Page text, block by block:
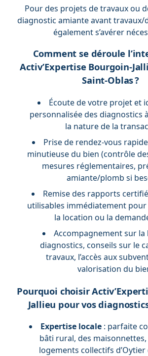
Pour des projets de travaux ou
diagnostic amiante avant
également s’avérer
Comment se déroule
Activ’Expertise Bourgoin-
Saint-Oblas ?
Écoute de votre projet et
personnalisée des diagnostics
la nature de la
Prise de rendez-vous
minutieuse du bien (contrôle
mesures réglementaires,
amiante/plomb si
Remise des rapports
utilisables immédiatement pour
la location ou la
Accompagnement sur la
diagnostics, conseils sur le
travaux, l’accès aux
valorisation du
Pourquoi choisir
Jallieu pour vos
Expertise locale: parfaite
bâti rural, des
logements collectifs